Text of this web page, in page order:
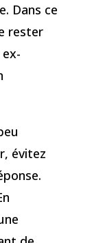
Dans ce
rester
évitez